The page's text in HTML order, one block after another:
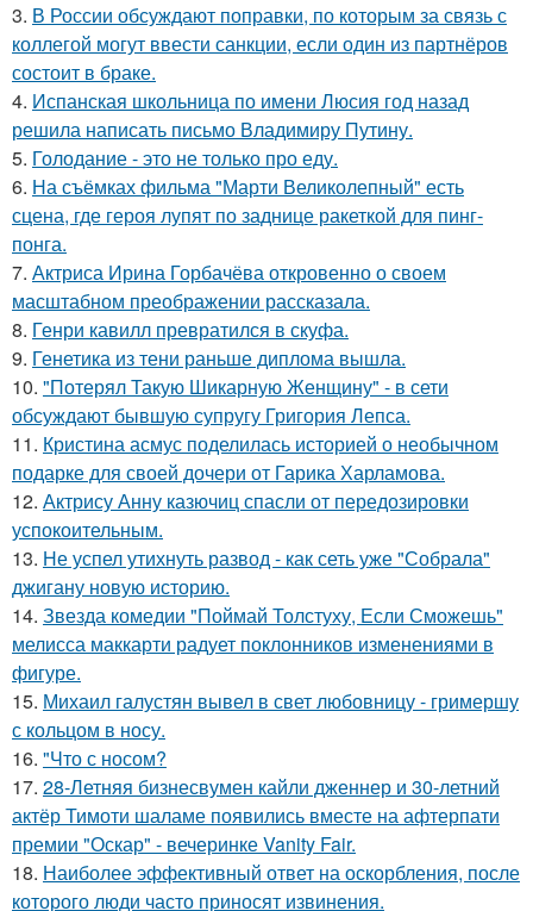
3. В России обсуждают поправки, по которым за связь с
коллегой могут ввести санкции, если один из партнёров
состоит в браке.
4. Испанская школьница по имени Люсия год назад
решила написать письмо Владимиру Путину.
5. Голодание - это не только про еду.
6. На съёмках фильма "Марти Великолепный" есть
сцена, где героя лупят по заднице ракеткой для пинг-
понга.
7. Актриса Ирина Горбачёва откровенно о своем
масштабном преображении рассказала.
8. Генри кавилл превратился в скуфа.
9. Генетика из тени раньше диплома вышла.
10. "Потерял Такую Шикарную Женщину" - в сети
обсуждают бывшую супругу Григория Лепса.
11. Кристина асмус поделилась историей о необычном
подарке для своей дочери от Гарика Харламова.
12. Актрису Анну казючиц спасли от передозировки
успокоительным.
13. Не успел утихнуть развод - как сеть уже "Собрала"
джигану новую историю.
14. Звезда комедии "Поймай Толстуху, Если Сможешь"
мелисса маккарти радует поклонников изменениями в
фигуре.
15. Михаил галустян вывел в свет любовницу - гримершу
с кольцом в носу.
16. "Что с носом?
17. 28-Летняя бизнесвумен кайли дженнер и 30-летний
актёр Тимоти шаламе появились вместе на афтерпати
премии "Оскар" - вечеринке Vanity Fair.
18. Наиболее эффективный ответ на оскорбления, после
которого люди часто приносят извинения.